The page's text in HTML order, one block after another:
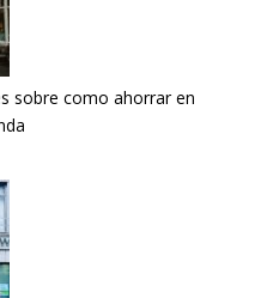
sobre como ahorrar en